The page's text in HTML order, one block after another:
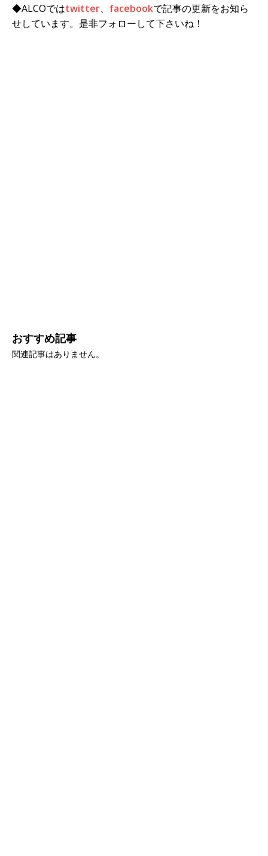
◆ALCOではtwitter、 facebookで記事の更新をお知ら
せしています。是非フォローして下さいね！
おすすめ記事
関連記事はありません。